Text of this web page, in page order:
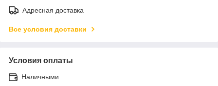
Адресная доставка
Все условия доставки
Условия оплаты
Наличными